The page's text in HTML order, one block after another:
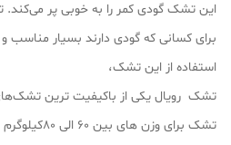
این تشک گودی کمر را به خوبی پر
برای کسانی که گودی دارند بسیار مناسب
استفاده از این تشک،
تشک رویال یکی از باکیفیت ترین
تشک برای وزن